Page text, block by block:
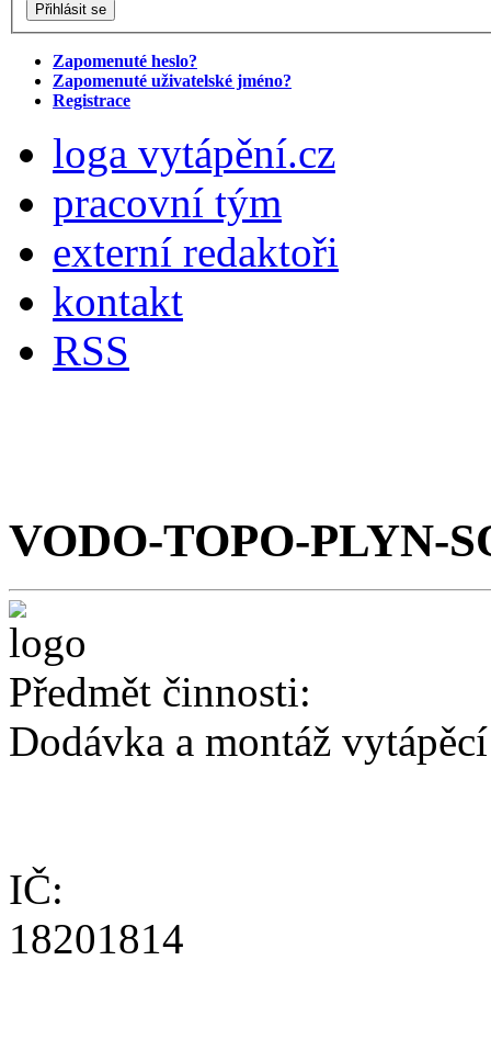
Zapomenuté heslo?
Zapomenuté uživatelské jméno?
Registrace
loga vytápění.cz
pracovní tým
externí redaktoři
kontakt
RSS
VODO-TOPO-PLYN-
Předmět činnosti:
Dodávka a montáž
IČ:
18201814